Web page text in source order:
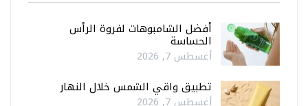
أفضل الشامبوهات لفروة الرأس
الحساسة
أغسطس 7, 2026
تطبيق واقي الشمس خلال النهار